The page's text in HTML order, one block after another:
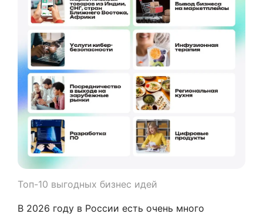
Топ-10 выгодных бизнес идей
В 2026 году в России есть очень много